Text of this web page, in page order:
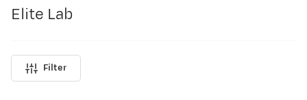
Elite Lab
Filter